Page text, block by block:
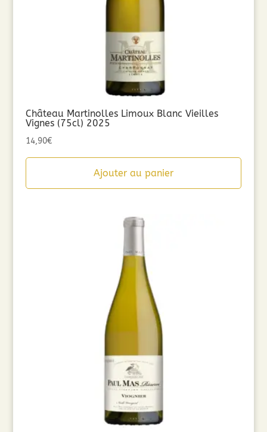
Château Martinolles Limoux Blanc Vieilles
Vignes (75cl) 2025
14,90€
Ajouter au panier